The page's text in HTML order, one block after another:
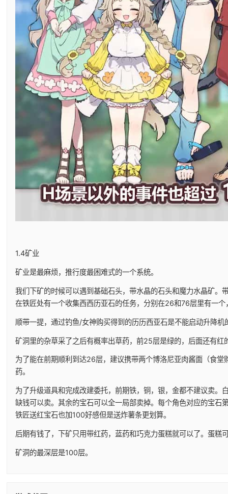
1.4矿业
矿业是最麻烦，推行度最困难式的一个系统。
我们下矿的时候可以遇到基础石头，带水晶的石头和魔力水晶矿
在铁匠处有一个收集西西历亚石的任务，分别在26和76层里有一
顺带一提，通过钓鱼/女神购买得到的历历西亚石是不能启动升降机
矿洞里的杂草采了之后有概率出草药，前25层是绿的，后面还有红
为了能在前期顺利到达26层，建议携带两个博洛尼亚肉酱面（食
药。
为了升级道具和完成改建委托，前期铁，铜，银，金都不建议卖
缺钱可以卖。其余的宝石可以全一局部卖掉。每个角色对应的宝
铁匠送红宝石也加100好感但是送炸薯条更划算。
后期有钱了，下矿只用带红药，蓝药和巧克力蛋糕就可以了。蛋糕
矿洞的最深层是100层。